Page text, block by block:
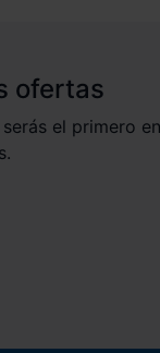
ofertas
el primero